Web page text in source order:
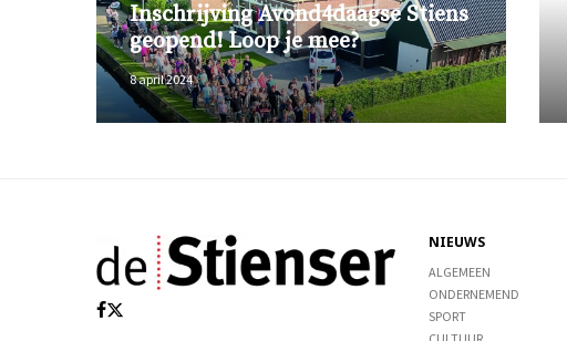
Inschrijving Avond4daagse Stiens
geopend! Loop je mee?
8 april 2024
NIEUWS
ALGEMEEN
ONDERNEMEND
SPORT